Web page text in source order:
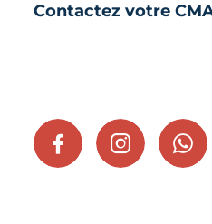
Contactez votre
FACEBOOKINSTAGRAM